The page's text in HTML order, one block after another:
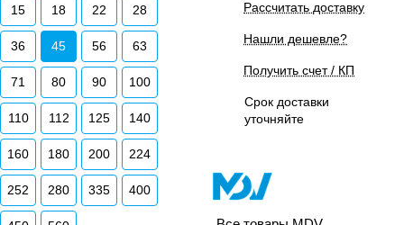
15 18 22 28
36 45 56 63
71 80 90 100
110 112 125 140
160 180 200 224
252 280 335 400
Рассчитать доставку
Нашли дешевле?
Получить счет / КП
Срок доставки
уточняйте